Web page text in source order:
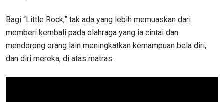
Bagi “Little Rock,” tak ada yang lebih memuaskan dari
memberi kembali pada olahraga yang ia cintai dan
mendorong orang lain meningkatkan kemampuan bela diri,
dan diri mereka, di atas matras.